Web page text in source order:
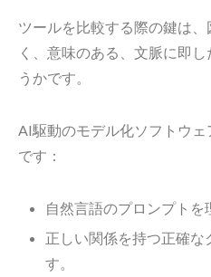
ツールを比較する際の鍵は
く、意味のある、文脈に即
うかです。
AI駆動のモデル化ソフトウ
です：
自然言語のプロンプトを
正しい関係を持つ正確な
す。